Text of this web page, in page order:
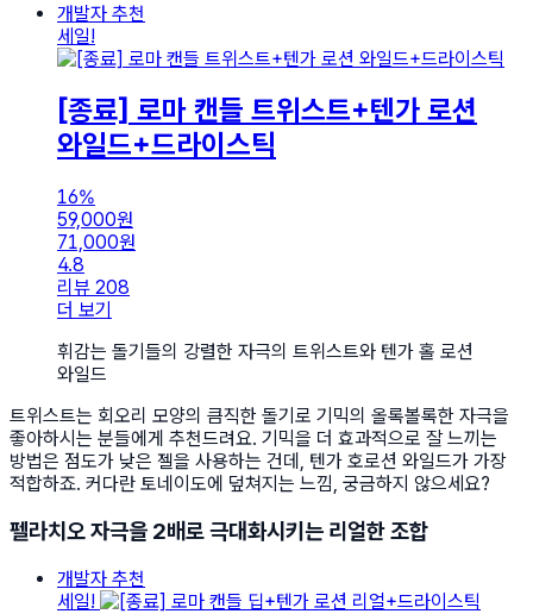
개발자 추천
세일!
[종료] 로마 캔들 트위스트+텐가 로션
와일드+드라이스틱
16%
59,000원
71,000원
4.8
리뷰 208
더 보기
휘감는 돌기들의 강렬한 자극의 트위스트와 텐가 홀 로션
와일드
트위스트는 회오리 모양의 큼직한 돌기로 기믹의 올록볼록한 자극을
좋아하시는 분들에게 추천드려요. 기믹을 더 효과적으로 잘 느끼는
방법은 점도가 낮은 젤을 사용하는 건데, 텐가 호로션 와일드가 가장
적합하죠. 커다란 토네이도에 덮쳐지는 느낌, 궁금하지 않으세요?
펠라치오 자극을 2배로 극대화시키는 리얼한 조합
개발자 추천
세일!